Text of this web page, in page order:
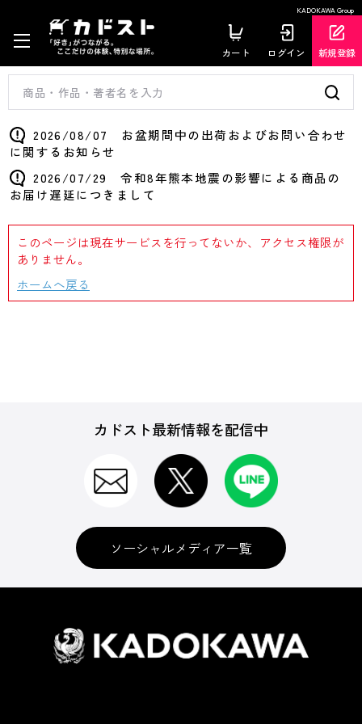
KADOKAWA Group
カート ログイン 新規登録
2026/08/07 お盆期間中の出荷およびお問い合わせ
に関するお知らせ
2026/07/29 令和8年熊本地震の影響による商品の
お届け遅延につきまして
このページは現在サービスを行ってないか、アクセス権限が
ありません。
ホームへ戻る
カドスト最新情報を配信中
ソーシャルメディア一覧